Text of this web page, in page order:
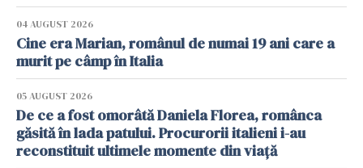
04 AUGUST 2026
Cine era Marian, românul de numai 19 ani care a
murit pe câmp în Italia
05 AUGUST 2026
De ce a fost omorâtă Daniela Florea, românca
găsită în lada patului. Procurorii italieni i-au
reconstituit ultimele momente din viață